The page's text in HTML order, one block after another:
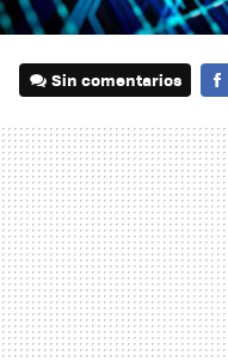
Sin comentarios